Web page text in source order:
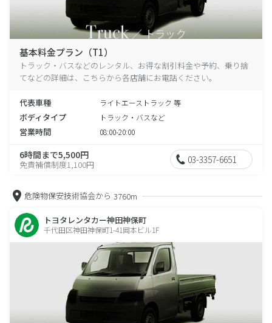
基本料金プラン（T1）
トラック・バスなどのレンタル、お得な割引料金や予約、乗り捨
てなどの詳細は、こちらから各店舗にお電話ください。
代表車種 ライトエーストラック 等
ボディタイプ トラック・バスなど
営業時間 08:00-20:00
6時間まで5,500円
免責補償制度1,100円 03-3357-6651
危険物保安技術協会から 3760m
トヨタレンタカー神田神保町
千代田区神田神保町1-41岡本ビル1F